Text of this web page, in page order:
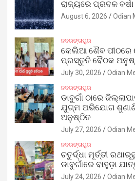
ରାଜ୍ୟରେ ପ୍ରବଳ ବର୍ଷା
August 6, 2026 Odian
ନବରଙ୍ଗପୁର
କେଲିଆ ଶୈବ ପୀଠରେ
ପ୍ରସ୍ତୁତି ବୈଠକ
July 30, 2026 Odian
ନବରଙ୍ଗପୁର
ଡାବୁଗାଁ ଠାରେ
ଯୁଗ୍ମ ଅଭିଯୋଗ
ଅନୁଷ୍ଠିତ
July 27, 2026 Odian
ନବରଙ୍ଗପୁର
ଚତୁର୍ଦ୍ଧା ମୂର୍ତ୍ତୀ
ଡାବୁଗାଁରେ ବାହୁଡ଼ା
July 24, 2026 Odian